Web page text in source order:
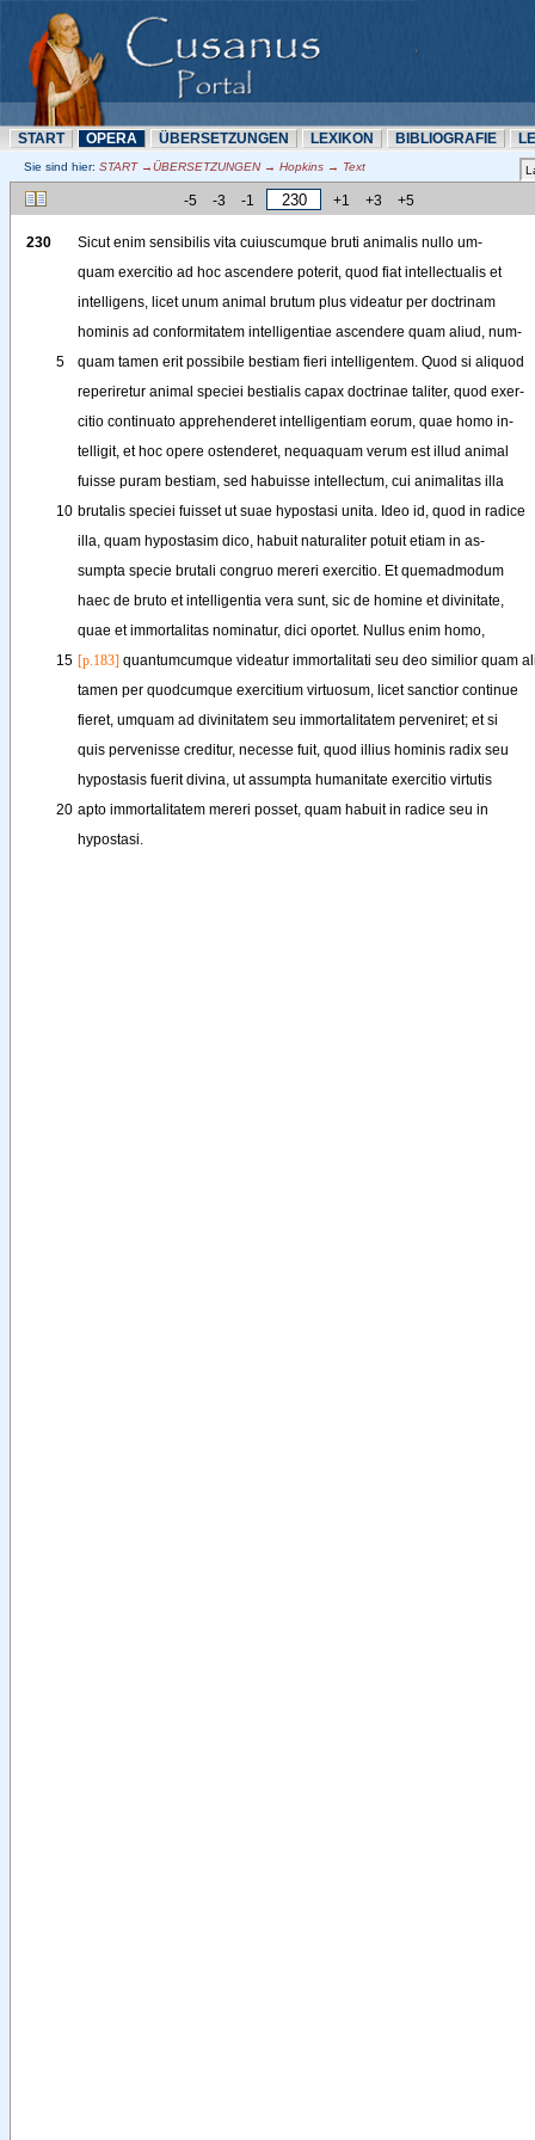
START OPERA ÜBERSETZUNN LEXIKON BIBLIOGRAFIE
Sie sind hier: START →ÜBERSETZUNN → Hopkins → Text
-5 -3 -1 +1 +3 +5
230 Sicut enim sensibilis vita cuiuscumque bruti animalis nullo um-
quam exercitio ad hoc ascendere poterit, quod fiat intellectualis et
intelligens, licet unum animal brutum plus videatur per doctrinam
hominis ad conformitatem intelligentiae ascendere quam aliud , num-
5
quam tamen erit possibile bestiam fieri intelligentem. Quod si aliquod
reperiretur animal speciei bestialis capax doctrinae taliter, quod exer-
citio continuato apprehenderet intelligentiam eorum, quae homo in-
telligit, et hoc opere ostenderet, nequaquam verum est illud animal
fuisse puram bestiam, sed habuisse intellectum, cui animalitas illa
10 brutalis speciei fuisset ut suae hypostasi unita. Ideo id , quod in radice
illa, quam hypostasim dico, habuit naturaliter potuit etiam in as-
sumpta specie brutali congruo mereri exercitio. Et quemadmodum
haec de bruto et intelligentia vera sunt, sic de homine et divinitate,
quae et immortalitas nominatur, dici oportet. Nullus enim homo,
15 [p.183] quantumcumque videatur immortalitati seu deo similior quam
tamen per quodcumque exercitium virtuosum, licet sanctior continue
fieret, umquam ad divinitatem seu immortalitatem perveniret; et si
quis pervenisse creditur, necesse fuit, quod illius hominis radix seu
hypostasis fuerit divina, ut assumpta humanitate exercitio virtutis
20 apto immortalitatem mereri posset, quam habuit in radice seu in
hypostasi.